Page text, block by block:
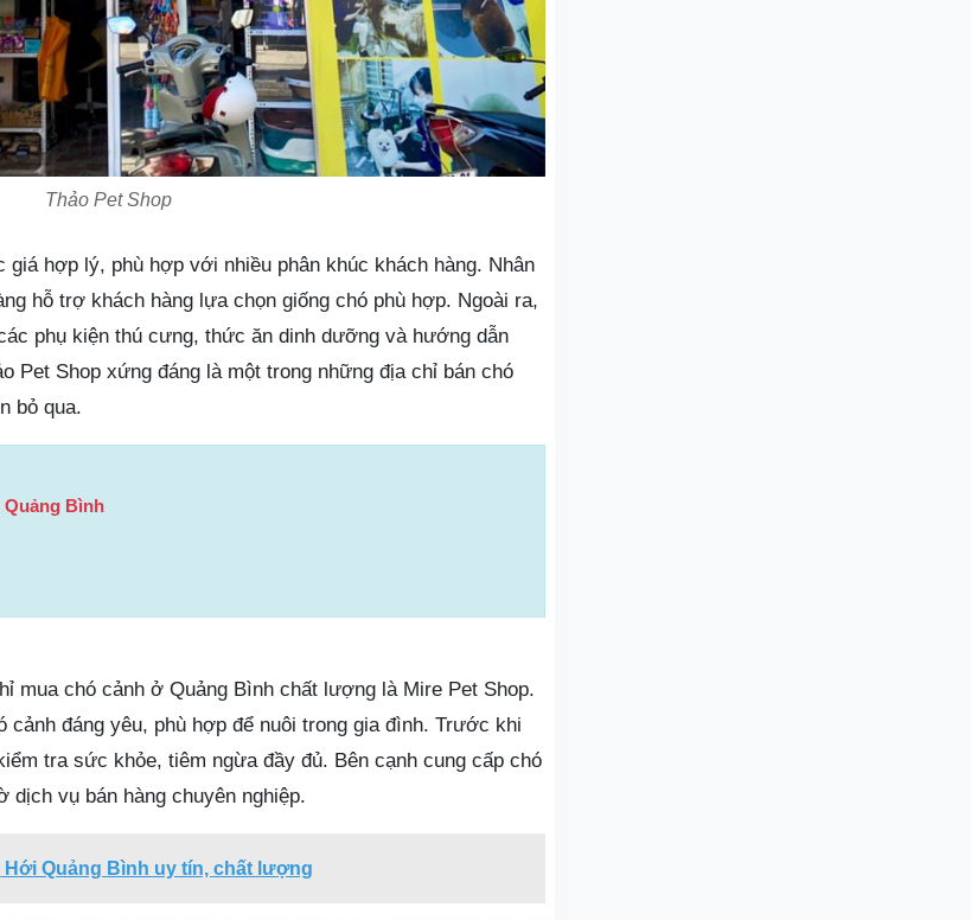
Thảo Pet Shop
giá hợp lý, phù hợp với nhiều phân khúc khách hàng. Nhân
hỗ trợ khách hàng lựa chọn giống chó phù hợp. Ngoài ra,
phụ kiện thú cưng, thức ăn dinh dưỡng và hướng dẫn
Pet Shop xứng đáng là một trong những địa chỉ bán chó
bỏ qua.
Quảng Bình
mua chó cảnh ở Quảng Bình chất lượng là Mire Pet Shop.
cảnh đáng yêu, phù hợp để nuôi trong gia đình. Trước khi
tra sức khỏe, tiêm ngừa đầy đủ. Bên cạnh cung cấp chó
dịch vụ bán hàng chuyên nghiệp.
Hới Quảng Bình uy tín, chất lượng